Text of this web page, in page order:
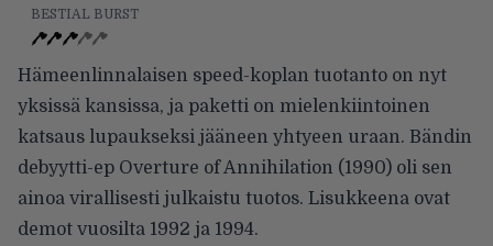
BESTIAL BURST
Hämeenlinnalaisen speed-koplan tuotanto on nyt
yksissä kansissa, ja paketti on mielenkiintoinen
katsaus lupaukseksi jääneen yhtyeen uraan. Bändin
debyytti-ep Overture of Annihilation (1990) oli sen
ainoa virallisesti julkaistu tuotos. Lisukkeena ovat
demot vuosilta 1992 ja 1994.